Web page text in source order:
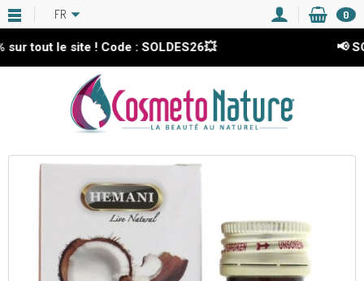
le site ! Code : SOLDES26💥 📢
FR 0